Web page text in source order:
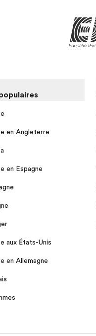
en Angleterre
en Espagne
aux États-Unis
en Allemagne